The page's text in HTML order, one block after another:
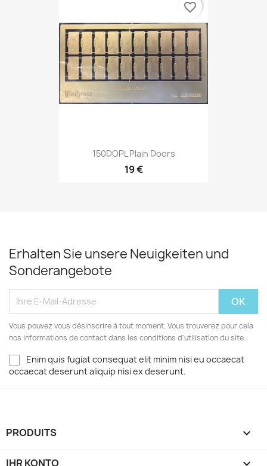
150DOPL Plain Doors
19 €
favorite_border
Erhalten Sie unsere Neuigkeiten und
Sonderangebote
Vous pouvez vous désinscrire à tout moment. Vous trouverez pour cela
nos informations de contact dans les conditions d'utilisation du site.
Enim quis fugiat consequat elit minim nisi eu occaecat
occaecat deserunt aliquip nisi ex deserunt.
PRODUITS 
IHR KONTO